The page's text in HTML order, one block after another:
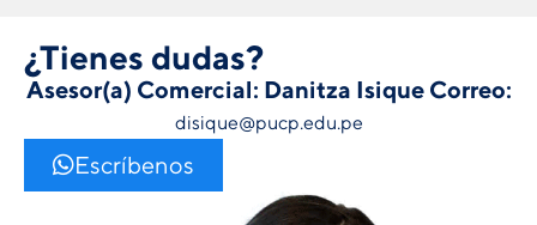
¿Tienes dudas?
Asesor(a) Comercial: Danitza Isique Correo:
disique@pucp.edu.pe
Escríbenos